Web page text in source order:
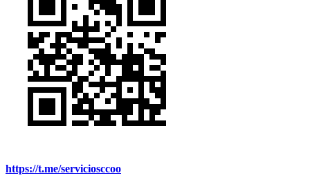
https://t.me/serviciosccoo